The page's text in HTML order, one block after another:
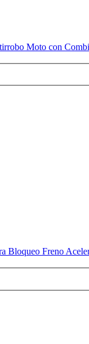
Moto con
Bloqueo Freno